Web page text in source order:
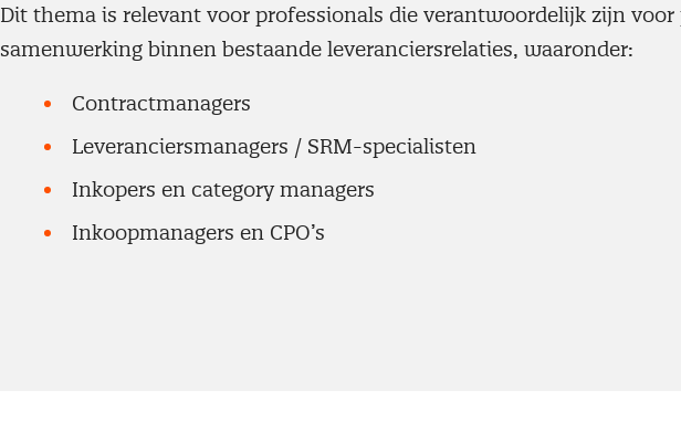
Dit thema is relevant voor professionals die verantwoordelijk zijn voor
samenwerking binnen bestaande leveranciersrelaties, waaronder:
Contractmanagers
Leveranciersmanagers / SRM-specialisten
Inkopers en category managers
Inkoopmanagers en CPO’s